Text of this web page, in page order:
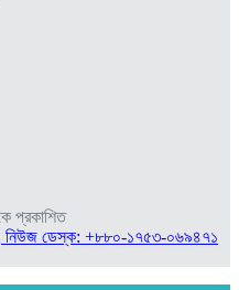
প্রকাশিত
ডেস্ক: +৮৮০-১৭৫৩-০৬৯৪৭১